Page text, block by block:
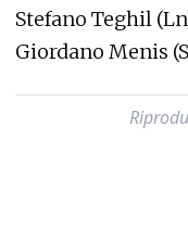
Stefano Teghil
Giordano Menis